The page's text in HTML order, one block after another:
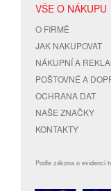
VŠE O NÁKUPU
O FIRMĚ
JAK NAKUPOVAT
NÁKUPNÍ A
POŠTOVNÉ A
OCHRANA DAT
NAŠE ZNAČKY
KONTAKTY
Podle zákona o evidenci